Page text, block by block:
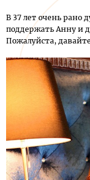
В 37 лет очень рано
поддержать Анну и
Пожалуйста,